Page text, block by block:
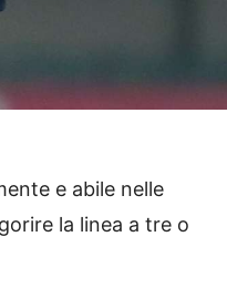
e abile nelle
la linea a tre o